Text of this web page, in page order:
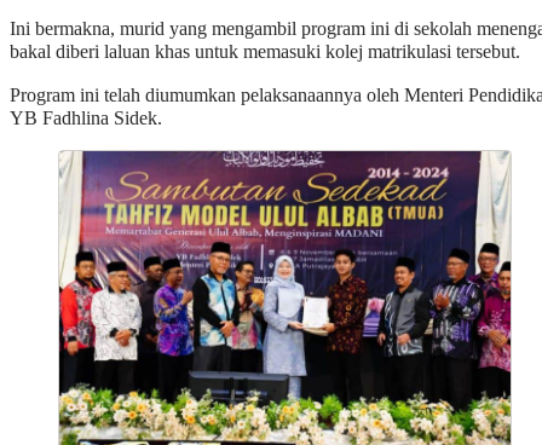
Ini bermakna, murid yang mengambil program ini di sekolah
bakal diberi laluan khas untuk memasuki kolej matrikulasi tersebut.
Program ini telah diumumkan pelaksanaannya oleh Menteri
YB Fadhlina Sidek.